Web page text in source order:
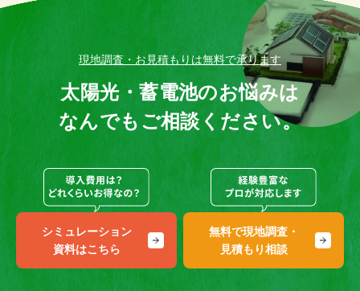
現地調査・お見積もりは無料で承ります
太陽光・蓄電池のお悩みは
なんでもご相談ください。
シミュレーション
資料はこちら
無料で現地調査・
見積もり相談